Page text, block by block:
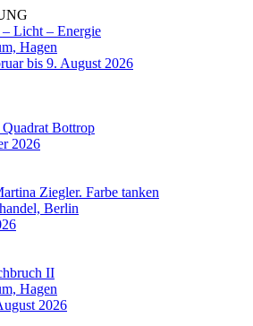
– Licht – Energie
Hagen
bis 9. August 2026
Bottrop
2026
Ziegler. Farbe tanken
Berlin
II
Hagen
2026